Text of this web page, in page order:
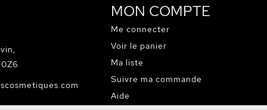
MON COMPTE
Me connecter
Voir le panier
Ma liste
Suivre ma commande
Aide